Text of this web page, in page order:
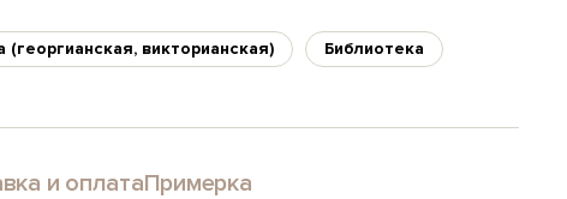
(георгианская, викторианская) Библиотека
и оплатаПримерка